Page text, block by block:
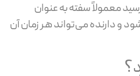
معمولاً سفته به عنوان
می‌تواند هر زمان آن